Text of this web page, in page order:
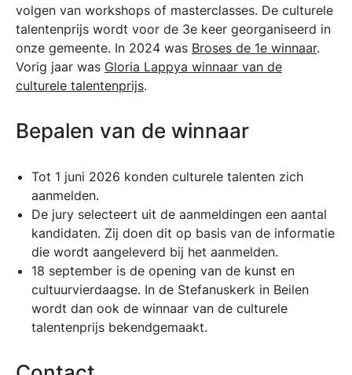
volgen van workshops of masterclasses. De culturele
talentenprijs wordt voor de 3e keer georganiseerd in
onze gemeente. In 2024 was Broses de 1e winnaar.
Vorig jaar was Gloria Lappya winnaar van de
culturele talentenprijs.
Bepalen van de winnaar
Tot 1 juni 2026 konden culturele talenten zich
aanmelden.
De jury selecteert uit de aanmeldingen een aantal
kandidaten. Zij doen dit op basis van de informatie
die wordt aangeleverd bij het aanmelden.
18 september is de opening van de kunst en
cultuurvierdaagse. In de Stefanuskerk in Beilen
wordt dan ook de winnaar van de culturele
talentenprijs bekendgemaakt.